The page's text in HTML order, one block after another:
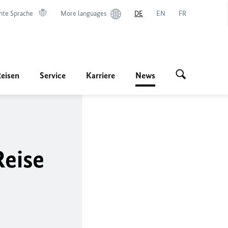
Sprache More languages DE EN FR
Service Karriere News